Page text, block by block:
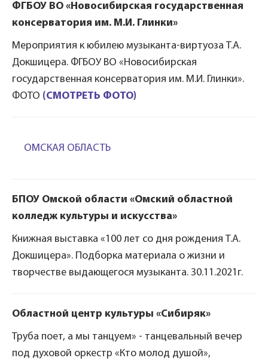
ФГБОУ ВО «Новосибирская государственная
консерватория им. М.И. Глинки»
Мероприятия к юбилею музыканта-виртуоза Т.А.
Докшицера. ФГБОУ ВО «Новосибирская
государственная консерватория им. М.И. Глинки».
ФОТО (СМОТРЕТЬ ФОТО)
ОМСКАЯ ОБЛАСТЬ
БПОУ Омской области «Омский областной
колледж культуры и искусства»
Книжная выставка «100 лет со дня рождения Т.А.
Докшицера». Подборка материала о жизни и
творчестве выдающегося музыканта. 30.11.2021г.
Областной центр культуры «Сибиряк»
Труба поет, а мы танцуем» - танцевальный вечер
под духовой оркестр «Кто молод душой»,